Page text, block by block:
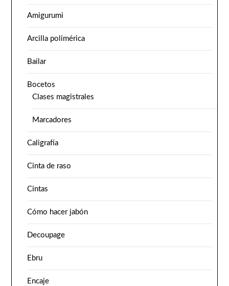
Amigurumi
Arcilla polimérica
Bailar
Bocetos
Clases magistrales
Marcadores
Caligrafía
Cinta de raso
Cintas
Cómo hacer jabón
Decoupage
Ebru
Encaje